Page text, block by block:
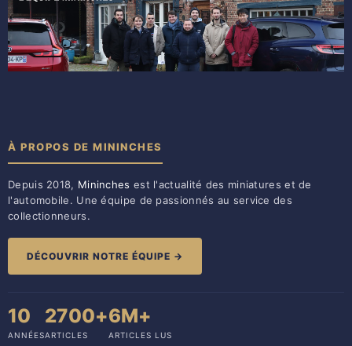
À PROPOS DE MININCHES
Depuis 2018, Mininches est l'actualité des miniatures et de
l'automobile. Une équipe de passionnés au service des
collectionneurs.
DÉCOUVRIR NOTRE ÉQUIPE →
10
ANNÉES
2700+
ARTICLES
6M+
ARTICLES LUS